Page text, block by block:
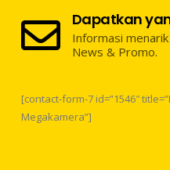
Dapatkan
Informasi
News & Promo.
[contact-form-7 id=”1546″
Megakamera”]